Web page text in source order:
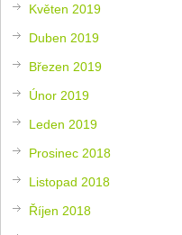
Květen 2019
Duben 2019
Březen 2019
Únor 2019
Leden 2019
Prosinec 2018
Listopad 2018
Říjen 2018